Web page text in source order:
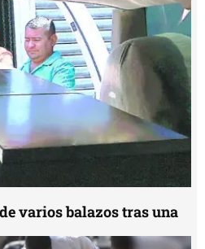
varios balazos tras una